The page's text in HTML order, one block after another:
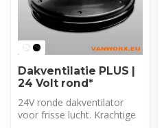
Dakventilatie PLUS |
24 Volt rond*
24V ronde dakventilator
voor frisse lucht. Krachtige